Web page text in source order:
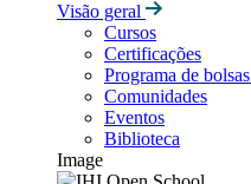
Visão geral
Cursos
Certificações
Programa de
Comunidades
Eventos
Biblioteca
Image